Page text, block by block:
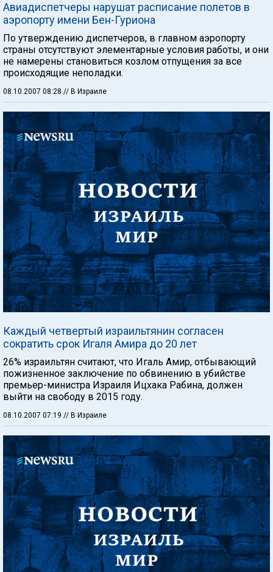
Авиадиспетчеры нарушат расписание полетов в
аэропорту имени Бен-Гуриона
По утверждению диспетчеров, в главном аэропорту
страны отсутствуют элементарные условия работы, и они
не намерены становиться козлом отпущения за все
происходящие неполадки.
08.10.2007 08:28 // В Израиле
Каждый четвертый израильтянин согласен
сократить срок Игаля Амира до 20 лет
26% израильтян считают, что Игаль Амир, отбывающий
пожизненное заключение по обвинению в убийстве
премьер-министра Израиля Ицхака Рабина, должен
выйти на свободу в 2015 году.
08.10.2007 07:19 // В Израиле